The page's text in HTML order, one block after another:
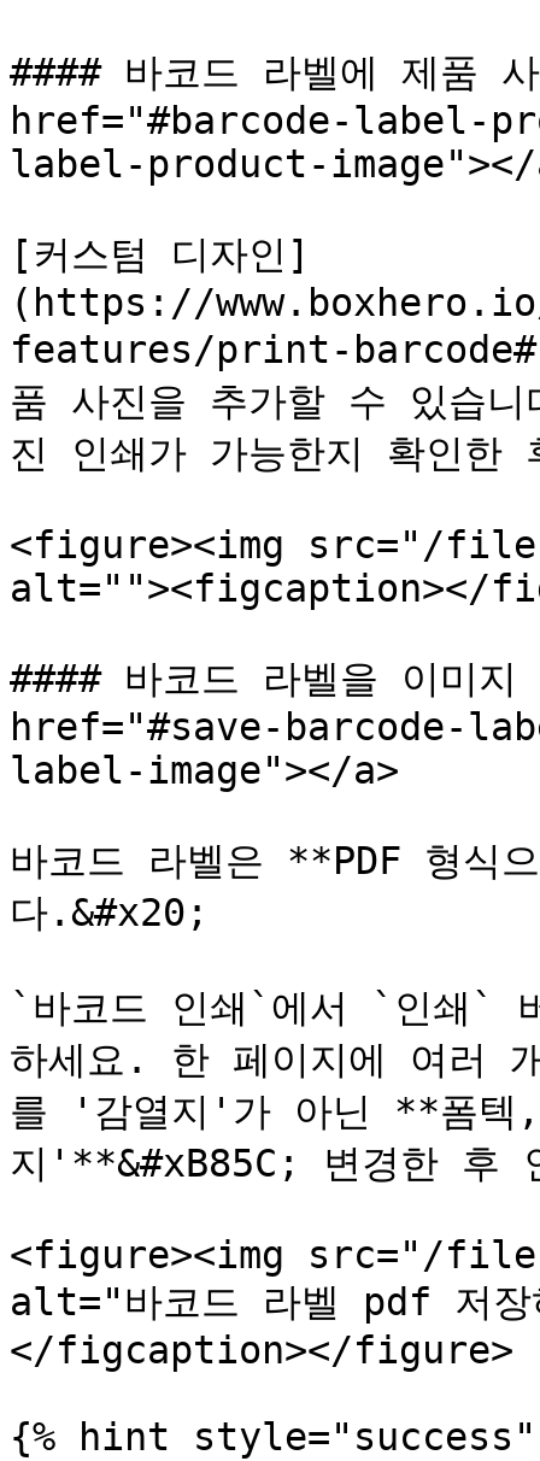
#### 바코드 라벨에 제품
href="#barcode-label-
label-product-image"></
[커스텀 디자인]
(https://
features/print-
품 사진을 추가할 수 있습
진 인쇄가 가능한지 확인한
<figure><img src="/files/
alt=""><figcaption></
#### 바코드 라벨을 이미
href="#save-barcode-
label-image"></a>
바코드 라벨은 **PDF 형식
다.&#x20;
`바코드 인쇄`에서 `인쇄`
하세요. 한 페이지에 여러
를 '감열지'가 아닌 **폼텍
지'**&#xB85C; 변경한 후
<figure><img src="/files/
alt="바코드 라벨 pdf 저
</figcaption></figure>
{% hint style="success"